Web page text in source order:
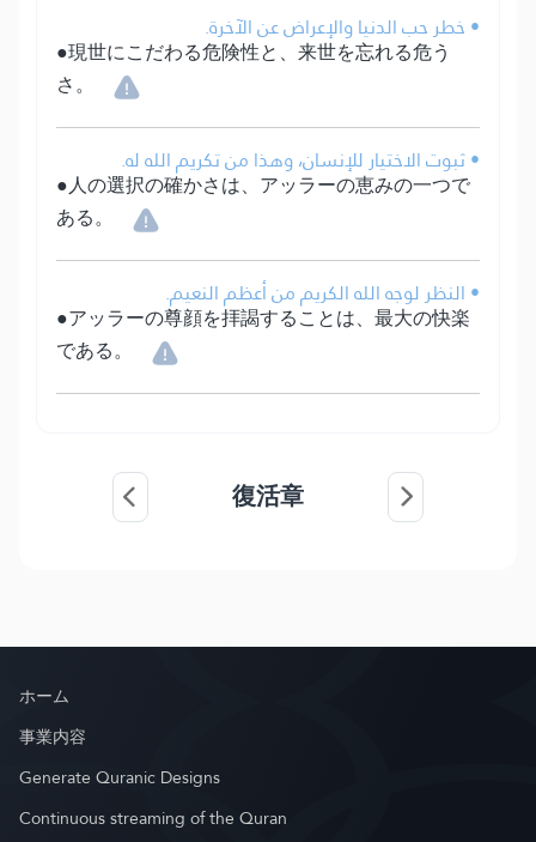
• خطر حب الدنيا والإعراض عن الآخرة.
●現世にこだわる危険性と、来世を忘れる危う
さ。
• ثبوت الاختيار للإنسان، وهذا من تكريم الله له.
●人の選択の確かさは、アッラーの恵みの一つで
ある。
• النظر لوجه الله الكريم من أعظم النعيم.
●アッラーの尊顔を拝謁することは、最大の快楽
である。
復活章
ホーム
事業内容
Generate Quranic Designs
Continuous streaming of the Quran